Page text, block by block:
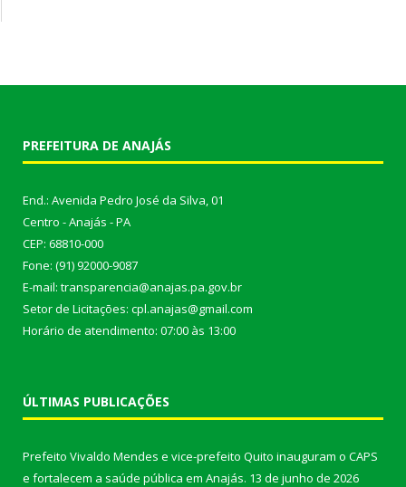
PREFEITURA DE ANAJÁS
End.: Avenida Pedro José da Silva, 01
Centro - Anajás - PA
CEP: 68810-000
Fone: (91) 92000-9087
E-mail: transparencia@anajas.pa.gov.br
Setor de Licitações: cpl.anajas@gmail.com
Horário de atendimento: 07:00 às 13:00
ÚLTIMAS PUBLICAÇÕES
Prefeito Vivaldo Mendes e vice-prefeito Quito inauguram o CAPS
e fortalecem a saúde pública em Anajás. 13 de junho de 2026